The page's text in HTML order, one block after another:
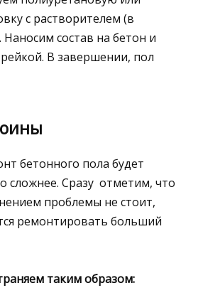
с растворителем (в
состав на бетон и
В завершении, пол
бетонного пола будет
сложнее. Сразу отметим, что
проблемы не стоит,
ремонтировать больший
таким образом: